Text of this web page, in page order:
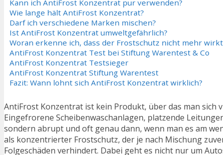
Kann ich AntiFrost Konzentrat pur verwenden?
Wie lange hält AntiFrost Konzentrat?
Darf ich verschiedene Marken mischen?
Ist AntiFrost Konzentrat umweltgefährlich?
Woran erkenne ich, dass der Frostschutz nicht mehr
AntiFrost Konzentrat Test bei Stiftung Warentest & Co
AntiFrost Konzentrat Testsieger
AntiFrost Konzentrat Stiftung Warentest
Fazit: Wann lohnt sich AntiFrost Konzentrat wirklich?
AntiFrost Konzentrat ist kein Produkt, über das man sich
Eingefrorene Scheibenwaschanlagen, platzende
sondern abrupt und oft genau dann, wenn man es am
als konzentrierter Frostschutz, der je nach Mischung
Folgeschäden verhindert. Dabei geht es nicht nur um